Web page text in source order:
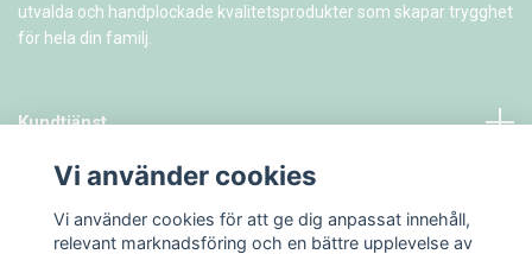
utvalda och handplockade kvalitetsprodukter som skapar trygghet
för hela din familj.
Kundtjänst
Information
Vi använder cookies
Vi använder cookies för att ge dig anpassat innehåll,
relevant marknadsföring och en bättre upplevelse av